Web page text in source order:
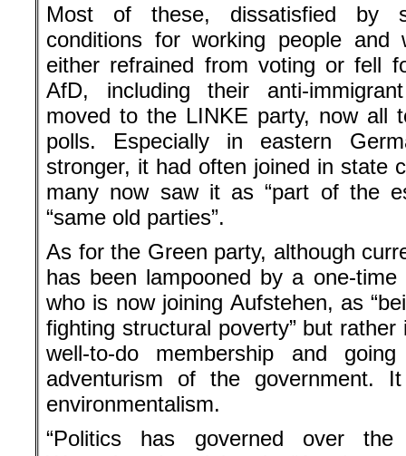
Most of these, dissatisfied by
conditions for working people and
either refrained from voting or fell
AfD, including their anti-
moved to the LINKE party, now all
polls. Especially in eastern
stronger, it had often joined in state
many now saw it as “part of the
“same old parties”.
As for the Green party, although
has been lampooned by a one-
who is now joining Aufstehen, as
fighting structural poverty” but
well-to-do membership and
adventurism of the government.
environmentalism.
“Politics has governed over